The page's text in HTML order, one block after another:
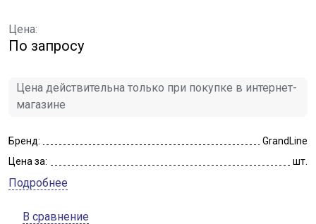
Цена:
По запросу
Цена действительна только при покупке в интернет-
магазине
Бренд:
GrandLine
Цена за:
шт.
Подробнее
В сравнение